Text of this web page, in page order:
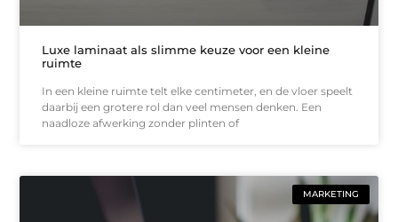
Luxe laminaat als slimme keuze voor een kleine
ruimte
In een kleine ruimte telt elke centimeter, en de vloer speelt
daarbij een grotere rol dan veel mensen denken. Een
naadloze afwerking zonder plinten of
MARKETING